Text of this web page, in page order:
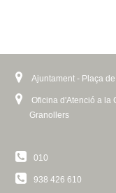
G
S
Ajuntament - Plaça
Oficina d'Atenció a la
Granollers
010
938 426 610